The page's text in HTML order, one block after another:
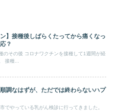
ン】接種後しばらくたってから痛くなっ
？
のその後 コロナワクチンを接種して1週間が経
接種...
順調なはずが、ただでは終わらないハプ
でやっている乳がん検診に行ってきました。